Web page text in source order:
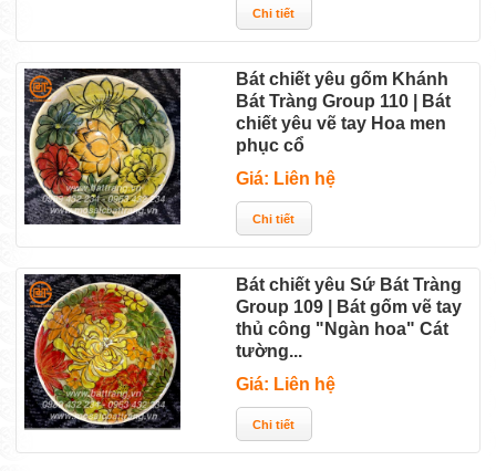
Bát chiết yêu gốm Khánh
Bát Tràng Group 110 | Bát
chiết yêu vẽ tay Hoa men
phục cổ
Giá: Liên hệ
Bát chiết yêu Sứ Bát Tràng
Group 109 | Bát gốm vẽ tay
thủ công "Ngàn hoa" Cát
tường...
Giá: Liên hệ